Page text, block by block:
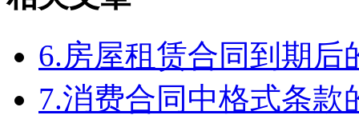
6.房屋租赁合同到期后
7.消费合同中格式条款